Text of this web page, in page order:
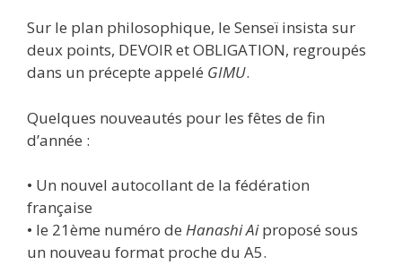
Sur le plan philosophique, le Senseï insista sur
deux points, DEVOIR et OBLIGATION, regroupés
dans un précepte appelé GIMU.
Quelques nouveautés pour les fêtes de fin
d’année :
• Un nouvel autocollant de la fédération
française
• le 21ème numéro de Hanashi Aiproposé sous
un nouveau format proche du A5.